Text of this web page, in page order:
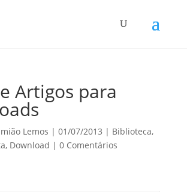
Artigos para
Lemos | 01/07/2013 | Biblioteca,
, Download | 0 Comentários